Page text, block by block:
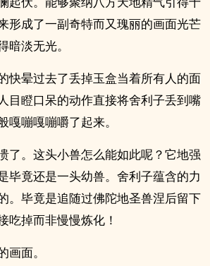
形成了一副奇特而又瑰丽的画面光芒
暗淡无光。
快晕过去了丢掉玉盒当着所有人的面
目瞪口呆的动作直接将舍利子丢到嘴
嘎嘣嘎嘣嚼了起来。
了。这头小兽怎么能如此呢？它地强
毕竟还是一头幼兽。舍利子蕴含的力
。毕竟是追随过佛陀地圣兽涅后留下
吃掉而非慢慢炼化！
画面。